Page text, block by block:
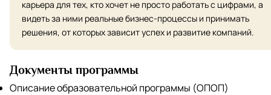
карьера для тех, кто хочет не просто работать с цифрами, а
видеть за ними реальные бизнес-процессы и принимать
решения, от которых зависит успех и развитие компаний.
Документы программы
Описание образовательной программы (ОПОП)